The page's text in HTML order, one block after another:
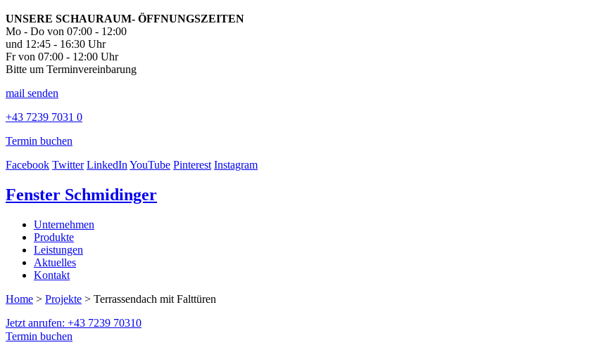
UNSERE SCHAURAUM- ÖFFNUNGSZEITEN
Mo - Do von 07:00 - 12:00
und 12:45 - 16:30 Uhr
Fr von 07:00 - 12:00 Uhr
Bitte um Terminvereinbarung
mail senden
+43 7239 7031 0
Termin buchen
Facebook Twitter LinkedInYouTube Pinterest Instagram
Fenster Schmidinger
Unternehmen
Produkte
Leistungen
Aktuelles
Kontakt
Home > Projekte > Terrassendach mit Falttüren
Jetzt anrufen: +43 7239 70310
Termin buchen